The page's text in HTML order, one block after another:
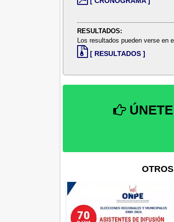
RESULTADOS:
Los resultados pueden verse en
[ RESULTADOS ]